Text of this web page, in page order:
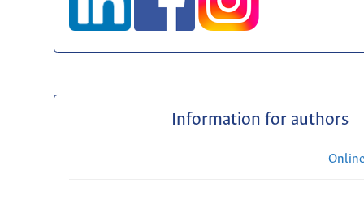
Information for authors